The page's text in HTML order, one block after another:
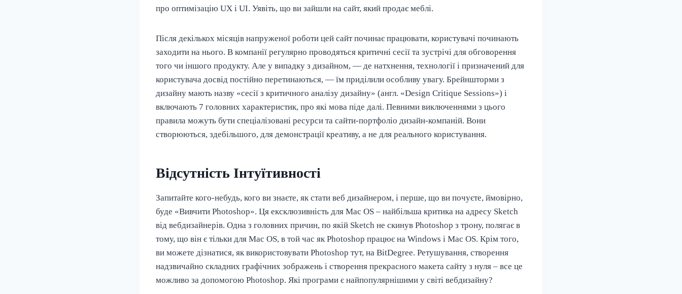
про оптимізацію UX і UI. Уявіть, що ви зайшли на сайт, який продає меблі.
Після декількох місяців напруженої роботи цей сайт починає працювати, користувачі починають
заходити на нього. В компанії регулярно проводяться критичні сесії та зустрічі для обговорення
того чи іншого продукту. Але у випадку з дизайном, — де натхнення, технології і призначений для
користувача досвід постійно перетинаються, — їм приділили особливу увагу. Брейншторми з
дизайну мають назву «сесії з критичного аналізу дизайну» (англ. «Design Critique Sessions») і
включають 7 головних характеристик, про які мова піде далі. Певними виключеннями з цього
правила можуть бути спеціалізовані ресурси та сайти-портфоліо дизайн-компаній. Вони
створюються, здебільшого, для демонстрації креативу, а не для реального користування.
Відсутність Інтуїтивності
Запитайте кого-небудь, кого ви знаєте, як стати веб дизайнером, і перше, що ви почуєте, ймовірно,
буде «Вивчити Photoshop». Ця ексклюзивність для Mac OS – найбільша критика на адресу Sketch
від вебдизайнерів. Одна з головних причин, по якій Sketch не скинув Photoshop з трону, полягає в
тому, що він є тільки для Mac OS, в той час як Photoshop працює на Windows і Mac OS. Крім того,
ви можете дізнатися, як використовувати Photoshop тут, на BitDegree. Ретушування, створення
надзвичайно складних графічних зображень і створення прекрасного макета сайту з нуля – все це
можливо за допомогою Photoshop. Які програми є найпопулярнішими у світі вебдизайну?